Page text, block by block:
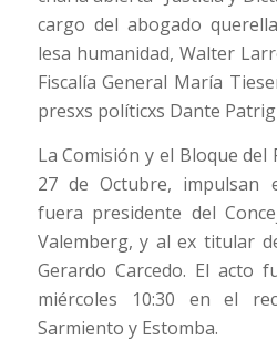
cargo del abogado
lesa humanidad, Walter
Fiscalía General María
presxs políticxs Dante
La Comisión y el Bloque
27 de Octubre, impulsan
fuera presidente del
Valemberg, y al ex titular
Gerardo Carcedo. El acto
miércoles 10:30 en el
Sarmiento y Estomba.